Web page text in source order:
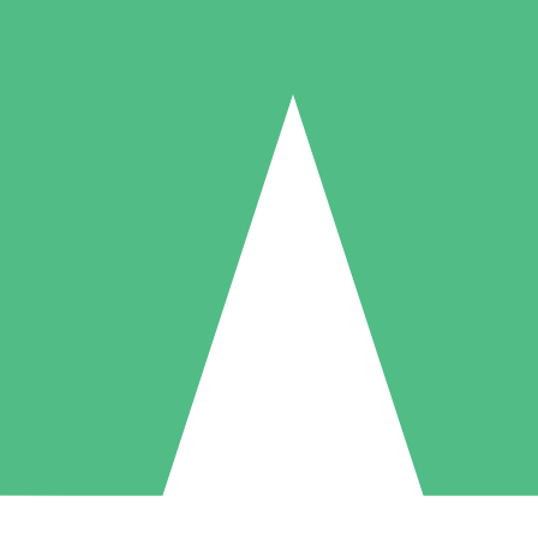
Individuelle Credit-Pakete
nach Bedarf mit Download-Credits. Keine monatliche Verpflichtung